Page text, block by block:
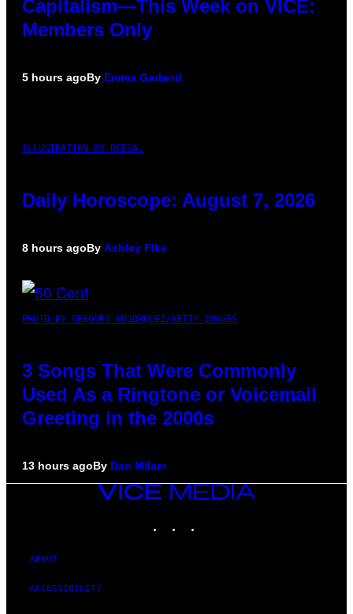
Capitalism—This Week on VICE:
Members Only
5 hours agoBy Emma Garland
ILLUSTRATION BY REESA.
Daily Horoscope: August 7, 2026
8 hours agoBy Ashley Fike
PHOTO BY GREGORY BOJORQUEZ/GETTY IMAGES
3 Songs That Were Commonly
Used As a Ringtone or Voicemail
Greeting in the 2000s
13 hours agoBy Dan Milam
VICE
ABOUT
ACCESSIBILITY